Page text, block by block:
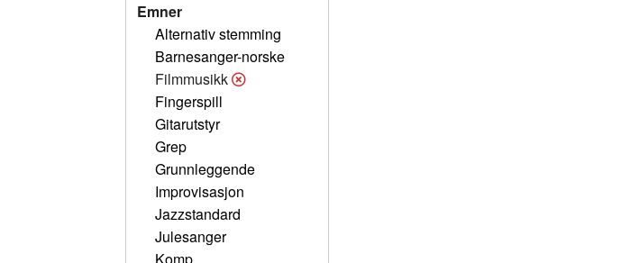
Emner
Alternativ stemming
Barnesanger-norske
Filmmusikk
Fingerspill
Gitarutstyr
Grep
Grunnleggende
Improvisasjon
Jazzstandard
Julesanger